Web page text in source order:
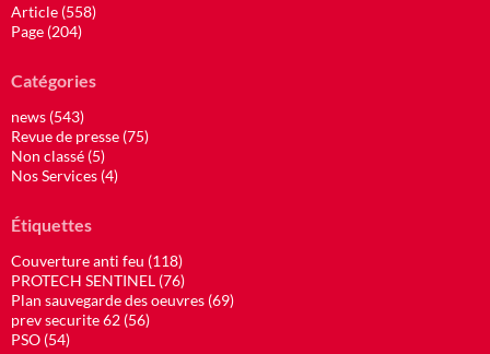
Article (558)
Page (204)
Catégories
news (543)
Revue de presse (75)
Non classé (5)
Nos Services (4)
Étiquettes
Couverture anti feu (118)
PROTECH SENTINEL (76)
Plan sauvegarde des oeuvres (69)
prev securite 62 (56)
PSO (54)